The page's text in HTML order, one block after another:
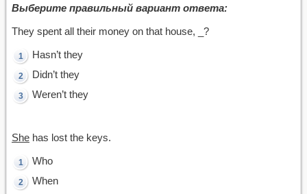
Выберите правильный вариант ответа:
They spent all their money on that house, _?
Hasn’t they
Didn’t they
Weren’t they
She has lost the keys.
Who
When